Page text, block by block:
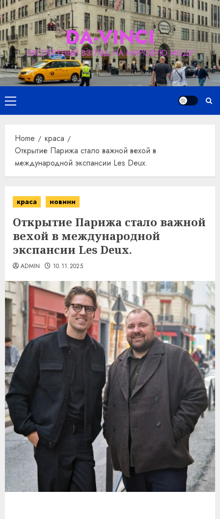
Skip
to
content
DA-VINCI
ЭКСПЕРТНЫЙ ВЗГЛЯД НА МИРОВУЮ МОДУ
Primary
Menu
Home
краса
Открытие Парижа стало важной вехой в
международной экспансии Les Deux.
краса новини
Открытие Парижа стало важной
вехой в международной
экспансии Les Deux.
ADMIN 10.11.2025